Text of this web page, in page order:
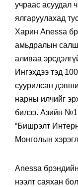
учраас асуудал
ялгаруулахад
Харин Anessa
амьдралын
аливаа
Ингэхдээ тэд
суурилсан
нарны илчийг
билээ. Азийн №1
“Бишрэлт
Монголын
Anessa
нээлт саяхан